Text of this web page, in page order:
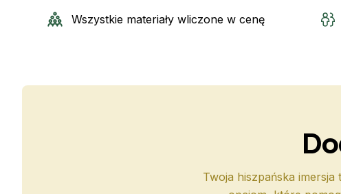
Wszystkie materiały wliczone w cenę
Twoja hiszpańska